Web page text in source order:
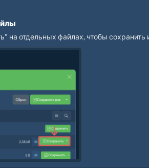
на отдельных файлах, чтобы сохранить